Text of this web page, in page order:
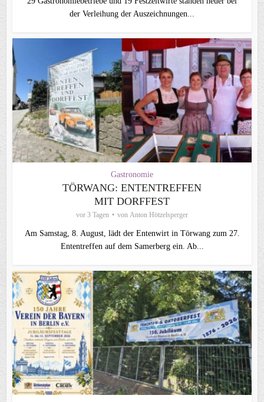
der Verleihung der Auszeichnungen...
Gastronomie
TÖRWANG: ENTENTREFFEN
MIT DORFFEST
vor 3 Tagen von Anton Hötzelsperger
Am Samstag, 8. August, lädt der Entenwirt in Törwang zum 27.
Ententreffen auf dem Samerberg ein. Ab...